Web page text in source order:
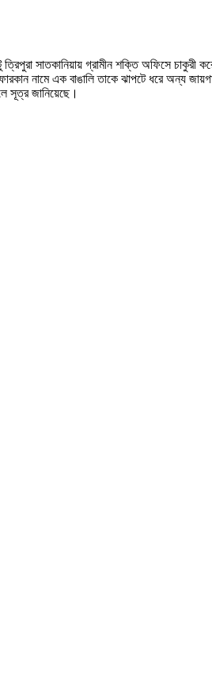
ত্রিপুরা সাতকানিয়ায় গ্রামীন শক্তি অফিসে চাকুরী
নামে এক বাঙালি তাকে ঝাপটে ধরে অন্য
সূত্র জানিয়েছে।